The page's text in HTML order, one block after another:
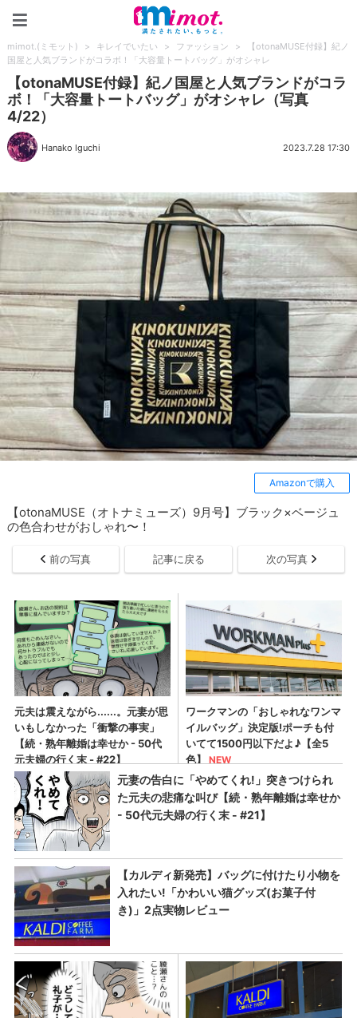
mimot.(ミモット) > キレイでいたい > ファッション >
【otonaMUSE付録】紀ノ
国屋と人気ブランドがコラボ！「大容量トートバッグ」がオシャレ
【otonaMUSE付録】紀ノ国屋と人気ブランドがコラ
ボ！「大容量トートバッグ」がオシャレ（写真
4/22）
Hanako Iguchi 2023.7.28 17:30
Amazonで購入
【otonaMUSE（オトナミューズ）9月号】ブラック×ベージュ
の色合わせがおしゃれ〜！
前の写真 記事に戻る 次の写真